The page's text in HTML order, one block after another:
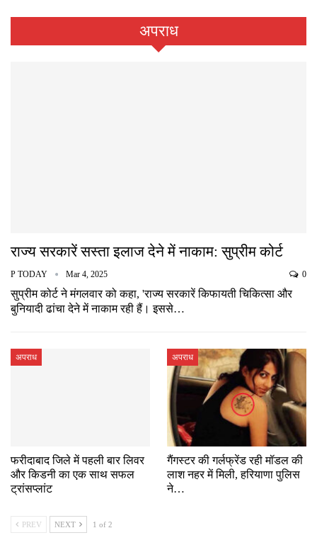
अपराध
राज्य सरकारें सस्ता इलाज देने में नाकाम: सुप्रीम कोर्ट
P TODAY Mar 4, 2025 0
सुप्रीम कोर्ट ने मंगलवार को कहा, 'राज्य सरकारें किफायती चिकित्सा और
बुनियादी ढांचा देने में नाकाम रही हैं। इससे…
अपराध
फरीदाबाद जिले में पहली बार लिवर
और किडनी का एक साथ सफल
ट्रांसप्लांट
अपराध
गैंगस्टर की गर्लफ्रेंड रही मॉडल की
लाश नहर में मिली, हरियाणा पुलिस
ने…
PREV NEXT 1 of 2